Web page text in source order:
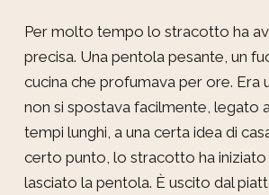
Per molto tempo lo stracotto ha
precisa. Una pentola pesante, un
cucina che profumava per ore. Era
non si spostava facilmente, legato
tempi lunghi, a una certa idea di
certo punto, lo stracotto ha iniziato
lasciato la pentola. È uscito dal